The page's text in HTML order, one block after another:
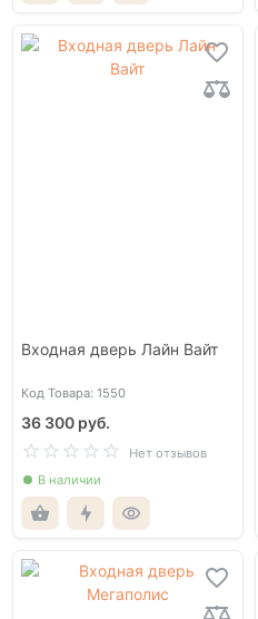
Входная дверь Лайн Вайт
Код Товара: 1550
36 300 руб.
Нет отзывов
В наличии